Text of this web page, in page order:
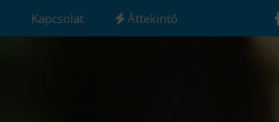
Kapcsolat Áttekintő